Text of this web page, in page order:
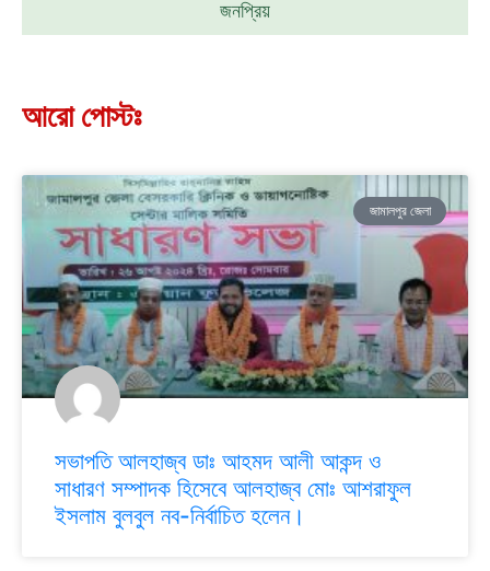
জনপ্রিয়
আরো পোস্টঃ
জামালপুর জেলা
সভাপতি আলহাজ্ব ডাঃ আহমদ আলী আকন্দ ও
সাধারণ সম্পাদক হিসেবে আলহাজ্ব মোঃ আশরাফুল
ইসলাম বুলবুল নব-নির্বাচিত হলেন।